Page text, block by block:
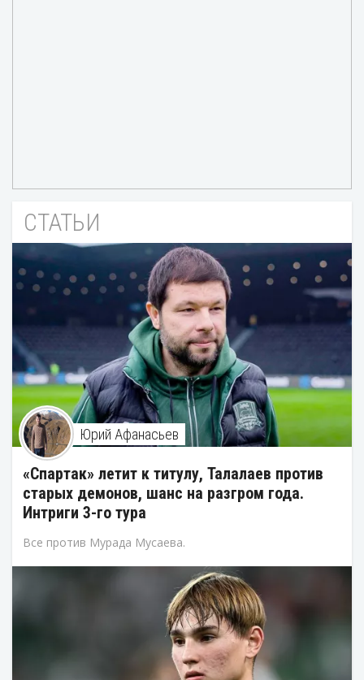
СТАТЬИ
Юрий Афанасьев
«Спартак» летит к титулу, Талалаев против
старых демонов, шанс на разгром года.
Интриги 3-го тура
Все против Мурада Мусаева.